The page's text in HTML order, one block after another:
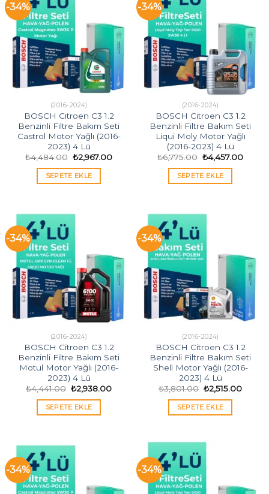
-34%
(2016-2024)
BOSCH Citroen C3 1.2
Benzinli Filtre Bakım Seti
Castrol Motor Yağlı (2016-
2023) 4 Lü
₺4,484.00 Orijinal
fiyat:
₺4,484.00.
₺2,967.00Şu
SEPETE EKLE
-34%
(2016-2024)
BOSCH Citroen C3 1.2
Benzinli Filtre Bakım Seti
Liqui Moly Motor Yağlı
(2016-2023) 4 Lü
₺6,775.00 Orijinal
fiyat:
₺6,775.00.
₺4,457.00Şu
SEPETE EKLE
-34%
(2016-2024)
BOSCH Citroen C3 1.2
Benzinli Filtre Bakım Seti
Motul Motor Yağlı (2016-
2023) 4 Lü
₺4,441.00 Orijinal
fiyat:
₺4,441.00.
₺2,938.00Şu
SEPETE EKLE
-34%
(2016-2024)
BOSCH Citroen C3 1.2
Benzinli Filtre Bakım Seti
Shell Motor Yağlı (2016-
2023) 4 Lü
₺3,801.00 Orijinal
fiyat:
₺3,801.00.
₺2,515.00Şu
SEPETE EKLE
-34% -34%